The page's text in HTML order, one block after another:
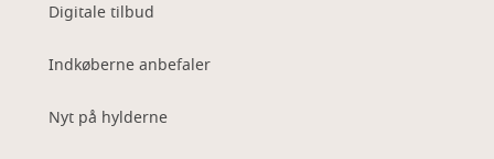
Digitale tilbud
Indkøberne anbefaler
Nyt på hylderne